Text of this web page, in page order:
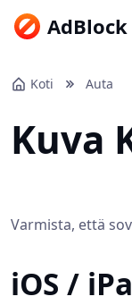
AdBlock
Koti Auta
Kuva
Varmista, että
iOS /